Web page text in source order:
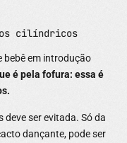
cilíndricos
bebê em introdução
é pela fofura: essa é
ser evitada. Só da
dançante, pode ser